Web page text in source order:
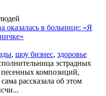
оказалась в больнице: «Я
, шоу бизнес, здоровье
эстрадных
песенных композиций,
рассказала об этом